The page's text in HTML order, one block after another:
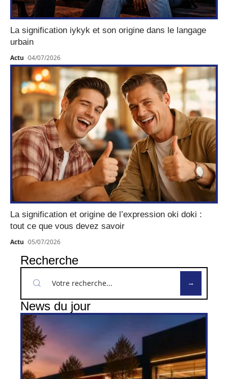
La signification iykyk et son origine dans le langage
urbain
Actu 04/07/2026
La signification et origine de l’expression oki doki :
tout ce que vous devez savoir
Actu 05/07/2026
Recherche
News du jour